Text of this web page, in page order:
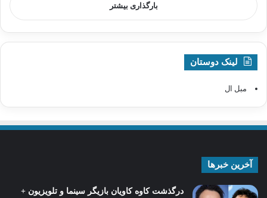
بارگذاری بیشتر
لینک دوستان
مبل ال
آخرین خبرها
درگذشت کاوه کاویان بازیگر سینما و تلویزیون +